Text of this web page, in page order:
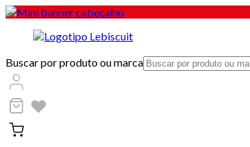
Buscar por produto ou marca